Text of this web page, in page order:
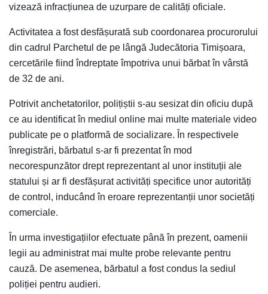
vizează infracțiunea de uzurpare de calități oficiale.
Activitatea a fost desfășurată sub coordonarea procurorului
din cadrul
Parchetul de pe lângă Judecătoria Timișoara,
cercetările fiind îndreptate împotriva unui bărbat în vârstă
de 32 de ani.
Potrivit anchetatorilor, polițiștii s-au sesizat din oficiu după
ce au identificat în mediul online mai multe materiale video
publicate pe o platformă de socializare. În respectivele
înregistrări, bărbatul s-ar fi prezentat în mod
necorespunzător drept reprezentant al unor instituții ale
statului și ar fi desfășurat activități specifice unor autorități
de control, inducând în eroare reprezentanții unor societăți
comerciale.
În urma investigațiilor efectuate până în prezent, oamenii
legii au administrat mai multe probe relevante pentru
cauză. De asemenea, bărbatul a fost condus la sediul
poliției pentru audieri.